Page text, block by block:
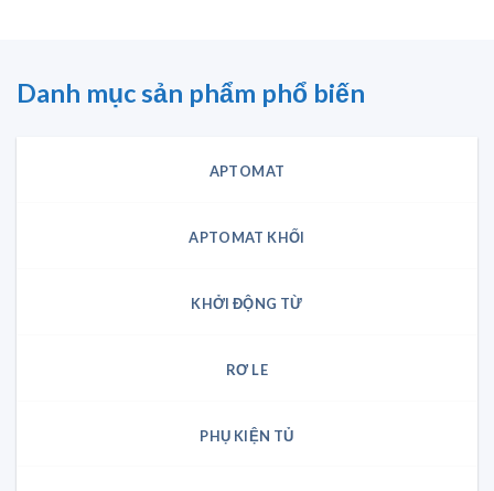
Danh mục sản phẩm phổ biến
APTOMAT
APTOMAT KHỐI
KHỞI ĐỘNG TỪ
RƠ LE
PHỤ KIỆN TỦ